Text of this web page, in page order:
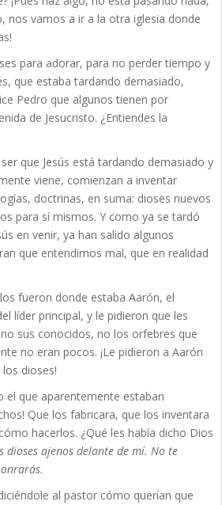
nos vamos a ir a la otra iglesia donde
para adorar, para no perder tiempo y
que estaba tardando demasiado,
Pedro que algunos tienen por
de Jesucristo. ¿Entiendes la
que Jesús está tardando demasiado y
viene, comienzan a inventar
doctrinas, en suma: dioses nuevos
para sí mismos. Y como ya se tardó
en venir, ya han salido algunos
que entendimos mal, que en realidad
fueron donde estaba Aarón, el
líder principal, y le pidieron que les
sus conocidos, no los orfebres que
no eran pocos. ¡Le pidieron a Aarón
dioses!
el que aparentemente estaban
Que los fabricara, que los inventara
hacerlos. ¿Qué les había dicho Dios
dioses ajenos delante de mí. No te
al pastor cómo querían que